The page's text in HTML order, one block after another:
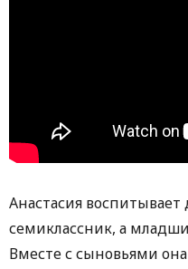
Анастасия
семиклассник, а
Вместе с сыновьями